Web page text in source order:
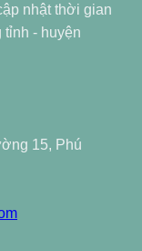
nhật thời gian
tỉnh - huyện
15, Phú